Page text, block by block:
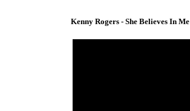
Kenny Rogers - She Believes In Me